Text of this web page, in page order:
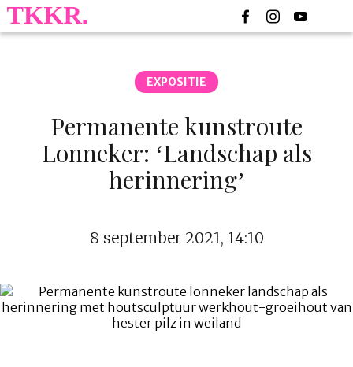
EXPOSITIE
Permanente kunstroute
Lonneker: ‘Landschap als
herinnering’
8 september 2021, 14:10